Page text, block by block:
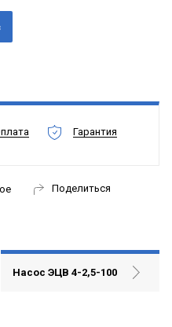
Гарантия
Поделиться
Насос ЭЦВ 4-2,5-100